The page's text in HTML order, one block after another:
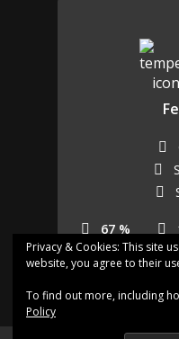
67 %
Last updated: 20:53
Privacy & Cookies: This site
website, you agree to their
To find out more, including
Policy